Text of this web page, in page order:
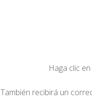
Haga clic
También recibirá un